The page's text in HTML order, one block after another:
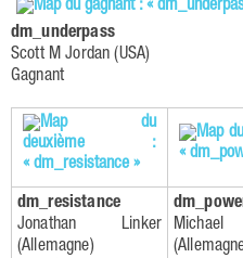
dm_underpass
Scott M Jordan (USA)
Gagnant
dm_resistance
Jonathan Linker
(Allemagne)